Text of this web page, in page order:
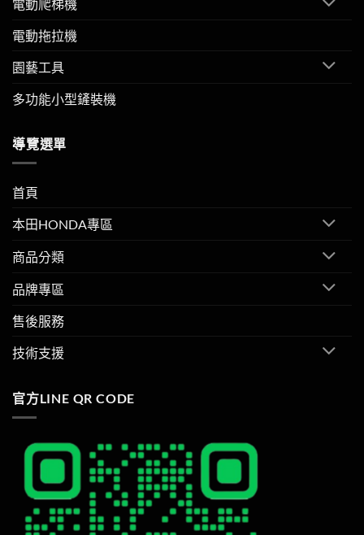
電動爬梯機
電動拖拉機
園藝工具
多功能小型鏟裝機
導覽選單
首頁
本田HONDA專區
商品分類
品牌專區
售後服務
技術支援
官方LINE QR CODE